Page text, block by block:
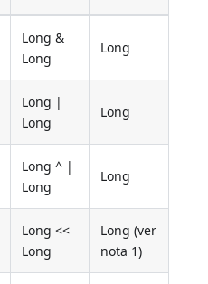
Long &
Long
Long
Long |
Long
Long
Long ^ |
Long
Long
Long <<
Long
Long (ver
nota 1)